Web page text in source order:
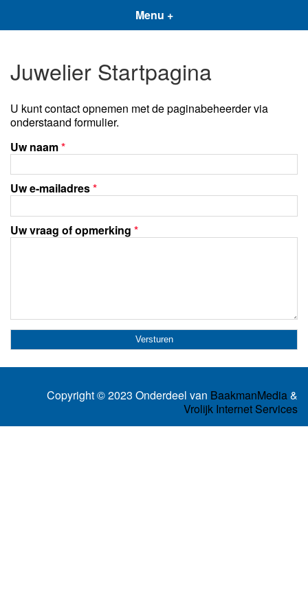
Menu +
Juwelier Startpagina
U kunt contact opnemen met de paginabeheerder via
onderstaand formulier.
Uw naam*
Uw e-mailadres*
Uw vraag of opmerking *
Copyright © 2023 Onderdeel van BaakmanMedia&
Vrolijk Internet Services